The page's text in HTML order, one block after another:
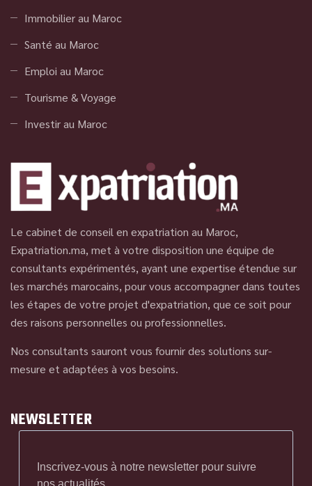
Immobilier au Maroc
Santé au Maroc
Emploi au Maroc
Tourisme & Voyage
Investir au Maroc
Le cabinet de conseil en expatriation au Maroc,
Expatriation.ma, met à votre disposition une équipe de
consultants expérimentés, ayant une expertise étendue sur
les marchés marocains, pour vous accompagner dans toutes
les étapes de votre projet d'expatriation, que ce soit pour
des raisons personnelles ou professionnelles.
Nos consultants sauront vous fournir des solutions sur-
mesure et adaptées à vos besoins.
NEWSLETTER
Inscrivez-vous à notre newsletter pour suivre
nos actualités.